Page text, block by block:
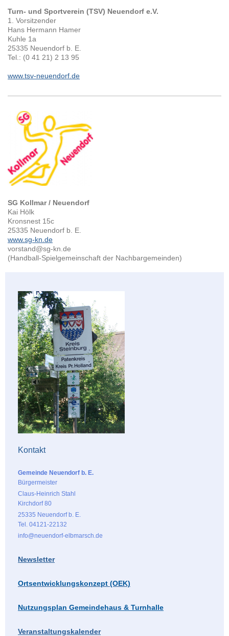
Turn- und Sportverein (TSV) Neuendorf e.V.
1. Vorsitzender
Hans Hermann Hamer
Kuhle 1a
25335 Neuendorf b. E.
Tel.: (0 41 21) 2 13 95
www.tsv-neuendorf.de
SG Kollmar / Neuendorf
Kai Hölk
Kronsnest 15c
25335 Neuendorf b. E.
www.sg-kn.de
vorstand@sg-kn.de
(Handball-Spielgemeinschaft der Nachbargemeinden)
Kontakt
Gemeinde Neuendorf b. E.
Bürgermeister
Claus-Heinrich Stahl
Kirchdorf 80
25335 Neuendorf b. E.
Tel. 04121-22132
info@neuendorf-elbmarsch.de
Newsletter
Ortsentwicklungskonzept (OEK)
Nutzungsplan Gemeindehaus & Turnhalle
Veranstaltungskalender